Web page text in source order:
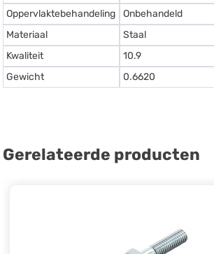
Oppervlaktebehandeling
Onbehandeld
Materiaal
Staal
Kwaliteit
10.9
Gewicht
0.6620
Gerelateerde producten